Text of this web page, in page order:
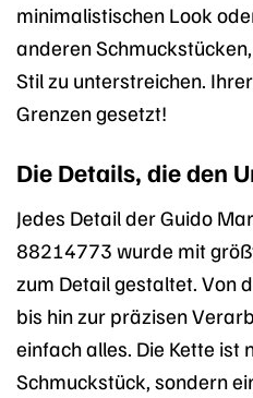
minimalistischen Look
anderen
Stil zu unterstreichen.
Grenzen gesetzt!
Die Details, die den
Jedes Detail der Guido
88214773 wurde mit
zum Detail gestaltet. Von
bis hin zur präzisen
einfach alles. Die Kette ist
Schmuckstück, sondern